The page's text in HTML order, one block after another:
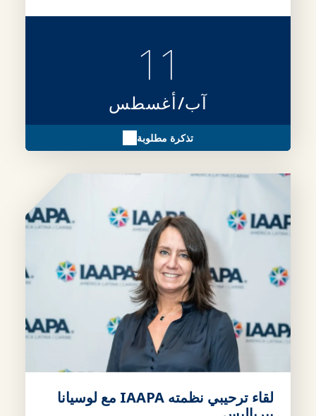
11
آب/أغسطس
تذكرة مطلوبة
لقاء ترحيبي نظمته IAAPA مع لوسيانا